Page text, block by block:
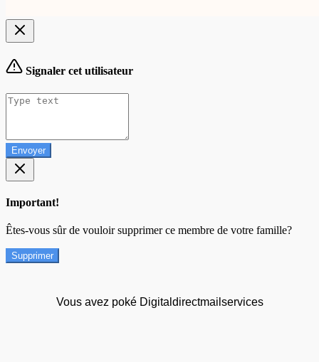
Signaler cet utilisateur
Envoyer
Important!
Êtes-vous sûr de vouloir supprimer ce membre de votre famille?
Supprimer
Vous avez poké Digitaldirectmailservices